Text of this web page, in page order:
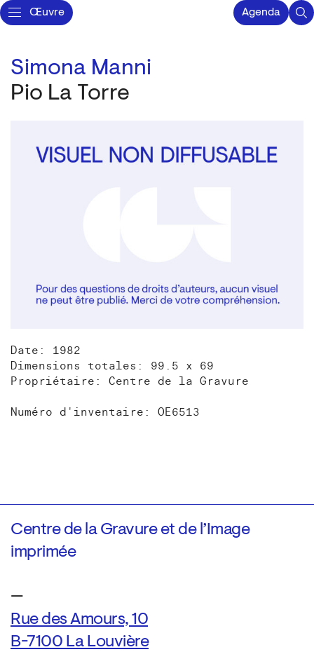
Œuvre Agenda
Simona Manni
Pio La Torre
Date: 1982
Dimensions totales: 99.5 x 69
Propriétaire: Centre de la Gravure
Numéro d'inventaire: OE6513
Centre de la Gravure et de l’Image
imprimée
—
Rue des Amours, 10
B-7100 La Louvière